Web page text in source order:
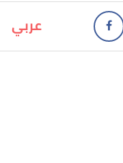
عربي